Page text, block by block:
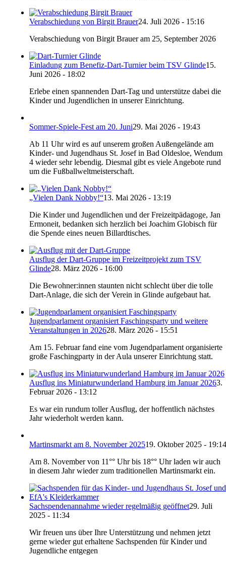
Verabschiedung von Birgit Brauer24. Juli 2026 - 15:16
Verabschiedung von Birgit Brauer am 25, September 2026
Einladung zum Benefiz-Dart-Turnier beim TSV Glinde15.
Juni 2026 - 18:02
Erlebe einen spannenden Dart-Tag und unterstütze dabei die
Kinder und Jugendlichen in unserer Einrichtung.
Sommer-Spiele-Fest am 20. Juni29. Mai 2026 - 19:43
Ab 11 Uhr wird es auf unserem großen Außengelände am
Kinder- und Jugendhaus St. Josef in Bad Oldesloe, Wendum
4 wieder sehr lebendig. Diesmal gibt es viele Angebote rund
um die Fußballweltmeisterschaft.
„Vielen Dank Nobby!“13. Mai 2026 - 13:19
Die Kinder und Jugendlichen und der Freizeitpädagoge, Jan
Ermoneit, bedanken sich herzlich bei Joachim Globisch für
die Spende eines neuen Billardtisches.
Ausflug der Dart-Gruppe im Freizeitprojekt zum TSV
Glinde28. März 2026 - 16:00
Die Bewohner:innen staunten nicht schlecht über die tolle
Dart-Anlage, die sich der Verein in Glinde aufgebaut hat.
Jugendparlament organisiert Faschingsparty und weitere
Veranstaltungen in 202628. März 2026 - 15:51
Am 15. Februar fand eine vom Jugendparlament organisierte
große Faschingparty in der Aula unserer Einrichtung statt.
Ausflug ins Miniaturwunderland Hamburg im Januar 20263.
Februar 2026 - 13:12
Es war ein rundum toller Ausflug, der hoffentlich nächstes
Jahr wiederholt werden kann.
Martinsmarkt am 8. November 202519. Oktober 2025 - 19:14
Am 8. November von 11°° Uhr bis 18°° Uhr laden wir auch
in diesem Jahr wieder zum traditionellen Martinsmarkt ein.
Sachspendenannahme wieder regelmäßig geöffnet29. Juli
2025 - 11:34
Wir freuen uns über Ihre Unterstützung und nehmen jetzt
gerne wieder gut erhaltene Sachspenden für Kinder und
Jugendliche entgegen